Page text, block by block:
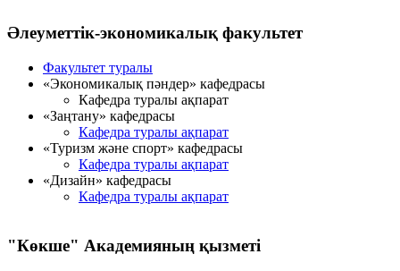
Әлеуметтік-экономикалық факультет
Факультет туралы
«Экономикалық пәндер» кафедрасы
Кафедра туралы ақпарат
«Заңтану» кафедрасы
Кафедра туралы ақпарат
«Туризм және спорт» кафедрасы
Кафедра туралы ақпарат
«Дизайн» кафедрасы
Кафедра туралы ақпарат
"Көкше" Академияның қызметi